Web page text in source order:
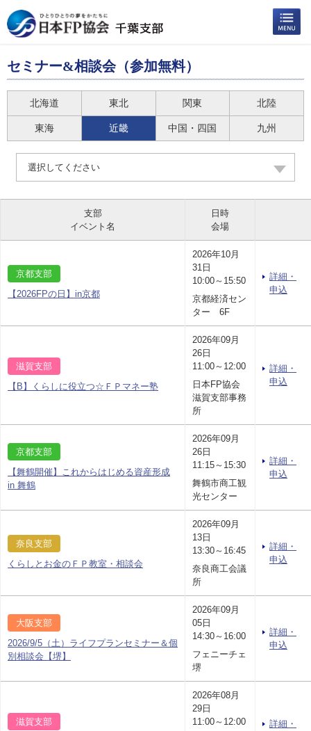
セミナー&相談会（参加無料）
北海道 東北 関東 北陸
東海 近畿 中国・四国 九州
選択してください
支部
イベント名
日時
会場
京都支部
【2026FPの日】in京都
2026年10月
31日
10:00～15:50
京都経済セン
ター 6F
詳細・
申込
滋賀支部
【B】くらしに役立つ☆ＦＰマネー塾
2026年09月
26日
11:00～12:00
日本FP協会
滋賀支部事務
所
詳細・
申込
京都支部
【舞鶴開催】これからはじめる資産形成
in 舞鶴
2026年09月
26日
11:15～15:30
舞鶴市商工観
光センター
詳細・
申込
奈良支部
くらしとお金のＦＰ教室・相談会
2026年09月
13日
13:30～16:45
奈良商工会議
所
詳細・
申込
大阪支部
2026/9/5（土）ライフプランセミナー＆個
別相談会【堺】
2026年09月
05日
14:30～16:00
フェニーチェ
堺
詳細・
申込
滋賀支部
2026年08月
29日
11:00～12:00
詳細・